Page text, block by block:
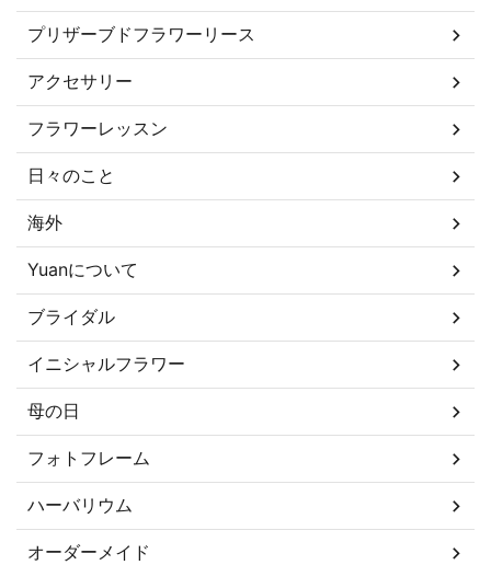
プリザーブドフラワーリース
アクセサリー
フラワーレッスン
日々のこと
海外
Yuanについて
ブライダル
イニシャルフラワー
母の日
フォトフレーム
ハーバリウム
オーダーメイド